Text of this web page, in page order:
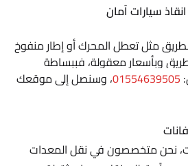
سيارات آمان
مثل تعطل المحرك أو إطار منفوخ
وبأسعار معقولة، فببساطة
01554639505، وسنصل إلى موقعك
نحن متخصصون في نقل المعدات